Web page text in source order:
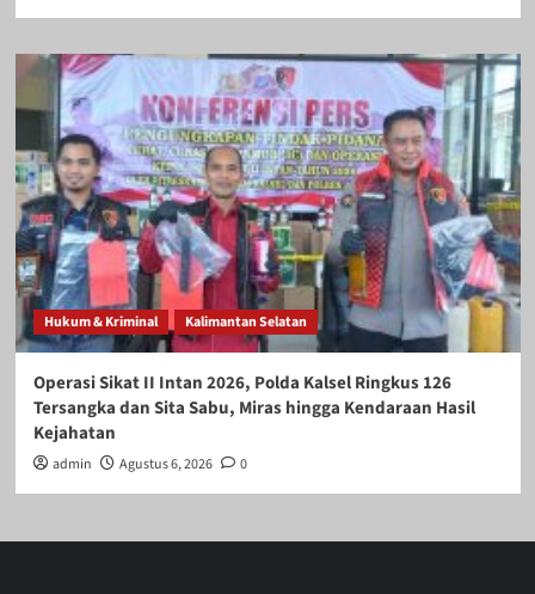
Hukum & Kriminal Kalimantan Selatan
Operasi Sikat II Intan 2026, Polda Kalsel Ringkus 126
Tersangka dan Sita Sabu, Miras hingga Kendaraan Hasil
Kejahatan
admin Agustus 6, 2026 0